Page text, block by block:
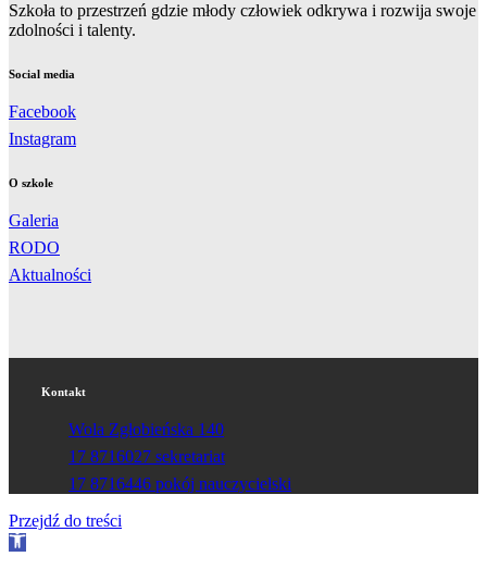
Szkoła to przestrzeń gdzie młody człowiek odkrywa i rozwija swoje
zdolności i talenty.
Social media
Facebook
Instagram
O szkole
Galeria
RODO
Aktualności
Kontakt
Wola Zgłobieńska 140
17 8716027 sekretariat
17 8716446 pokój nauczycielski
Przejdź do treści
Otwórz